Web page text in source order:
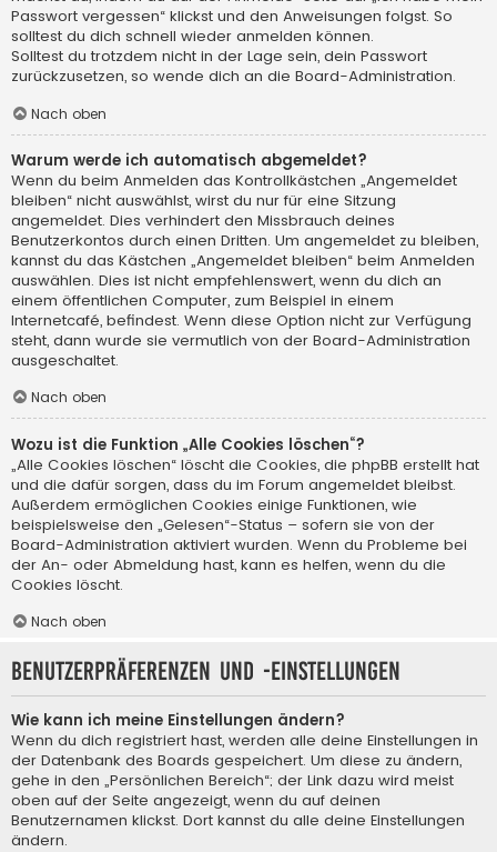
Passwort vergessen“ klickst und den Anweisungen folgst. So
solltest du dich schnell wieder anmelden können.
Solltest du trotzdem nicht in der Lage sein, dein Passwort
zurückzusetzen, so wende dich an die Board-Administration.
Nach oben
Warum werde ich automatisch abgemeldet?
Wenn du beim Anmelden das Kontrollkästchen „Angemeldet
bleiben“ nicht auswählst, wirst du nur für eine Sitzung
angemeldet. Dies verhindert den Missbrauch deines
Benutzerkontos durch einen Dritten. Um angemeldet zu bleiben,
kannst du das Kästchen „Angemeldet bleiben“ beim Anmelden
auswählen. Dies ist nicht empfehlenswert, wenn du dich an
einem öffentlichen Computer, zum Beispiel in einem
Internetcafé, befindest. Wenn diese Option nicht zur Verfügung
steht, dann wurde sie vermutlich von der Board-Administration
ausgeschaltet.
Nach oben
Wozu ist die Funktion „Alle Cookies löschen“?
„Alle Cookies löschen“ löscht die Cookies, die phpBB erstellt hat
und die dafür sorgen, dass du im Forum angemeldet bleibst.
Außerdem ermöglichen Cookies einige Funktionen, wie
beispielsweise den „Gelesen“-Status – sofern sie von der
Board-Administration aktiviert wurden. Wenn du Probleme bei
der An- oder Abmeldung hast, kann es helfen, wenn du die
Cookies löscht.
Nach oben
Benutzerpräferenzen und -einstellungen
Wie kann ich meine Einstellungen ändern?
Wenn du dich registriert hast, werden alle deine Einstellungen in
der Datenbank des Boards gespeichert. Um diese zu ändern,
gehe in den „Persönlichen Bereich“; der Link dazu wird meist
oben auf der Seite angezeigt, wenn du auf deinen
Benutzernamen klickst. Dort kannst du alle deine Einstellungen
ändern.